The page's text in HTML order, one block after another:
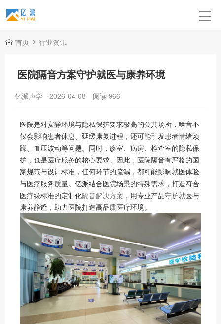
首页 行业资讯
医院隔音方案守护就医与康养环境
亿派声学 2026-04-08 阅读 966
医院是对安静环境与隐私保护要求极高的公共场所，噪音不
仅会影响患者休息、延缓康复进程，还可能引发患者情绪烦
躁、血压波动等问题。同时，诊室、病房、检查室的隐私保
护，也是医疗服务的核心要求。因此，医院隔音有严格的国
家规范与设计标准，任何环节的疏漏，都可能影响就医体验
与医疗服务质量。亿派结合医院场景的特殊需求，打造符合
医疗级标准的定制化隔音解决方案 ，用专业产品守护就医与
康养静谧，助力医院打造高品质医疗环境。